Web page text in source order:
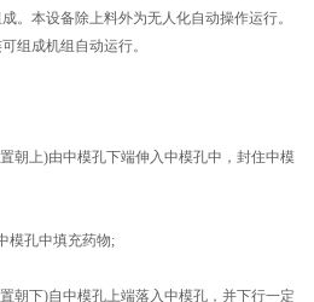
。本设备除上料外为无人化自动操作运行。
组成机组自动运行。
上)由中模孔下端伸入中模孔中，封住中模
孔中填充药物;
下)自中模孔上端落入中模孔，并下行一定